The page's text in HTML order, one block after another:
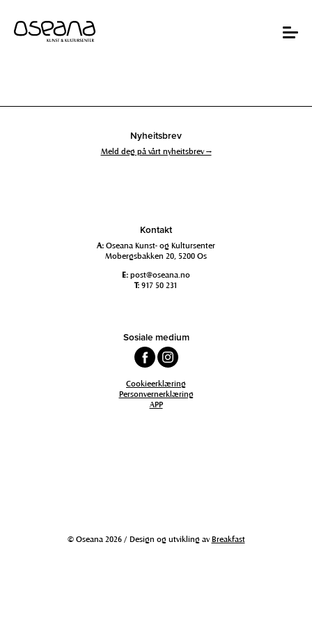
innhold
navigasjon
Toggle
Nyheitsbrev
Meld deg på vårt nyheitsbrev →
Kontakt
A: Oseana Kunst- og Kultursenter
Mobergsbakken 20, 5200 Os
E: post@oseana.no
T: 917 50 231
Sosiale medium
Cookieerklæring
Personvernerklæring
APP
© Oseana 2026 / Design og utvikling avBreakfast